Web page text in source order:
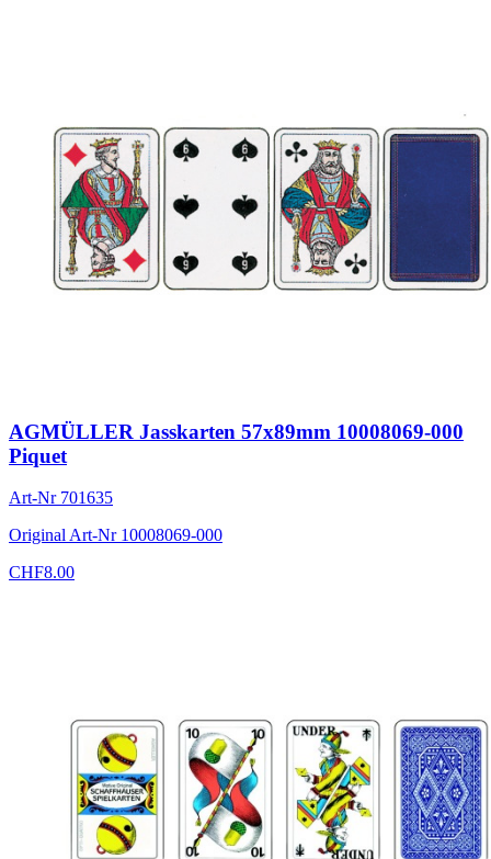
AGMÜLLER Jasskarten 57x89mm 10008069-000
Piquet
Art-Nr 701635
Original Art-Nr 10008069-000
CHF8.00